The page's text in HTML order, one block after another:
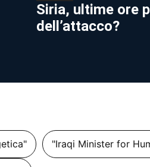
Siria, ultime ore
dell’attacco?
"Iraqi Minister for